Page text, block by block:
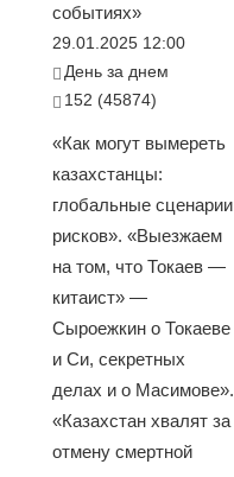
событиях»
29.01.2025 12:00
День за днем
152 (45874)
«Как могут вымереть
казахстанцы:
глобальные сценарии
рисков». «Выезжаем
на том, что Токаев —
китаист» —
Сыроежкин о Токаеве
и Си, секретных
делах и о Масимове».
«Казахстан хвалят за
отмену смертной